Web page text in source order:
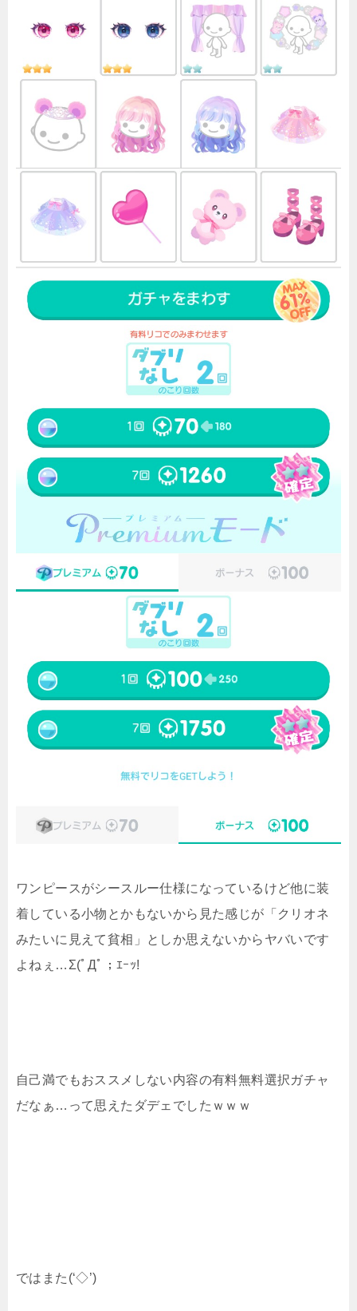
ワンピースがシースルー仕様になっているけど他に装
着している小物とかもないから見た感じが「クリオネ
みたいに見えて貧相」としか思えないからヤバいです
よねぇ…Σ(ﾟДﾟ；ｴｰｯ!
自己満でもおススメしない内容の有料無料選択ガチャ
だなぁ…って思えたダデェでしたｗｗｗ
ではまた(‘◇’)ゞ